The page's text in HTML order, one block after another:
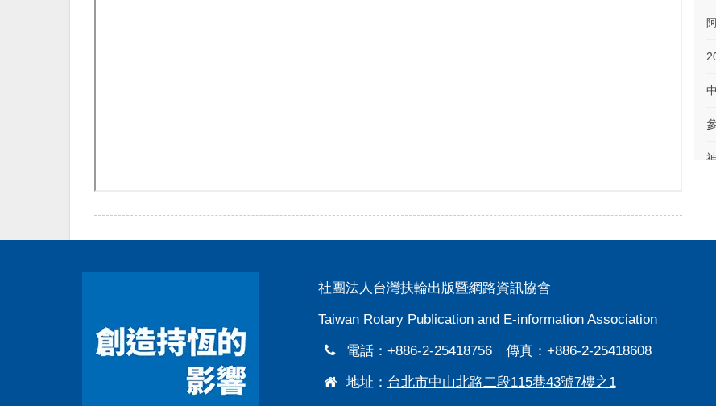
社團法人台灣扶輪出版暨網路資訊協會
Taiwan Rotary Publication and E-information Association
電話：+886-2-25418756 傳真：+886-2-25418608
地址： 台北市中山北路二段115巷43號7樓之1